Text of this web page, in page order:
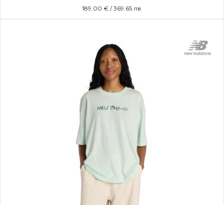
189.00 € / 369.65 лв.